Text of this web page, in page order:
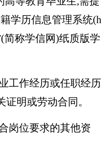
学历信息管理系统(h
简称学信网)纸质版学
工作经历或任职经历
明或劳动合同。
岗位要求的其他资